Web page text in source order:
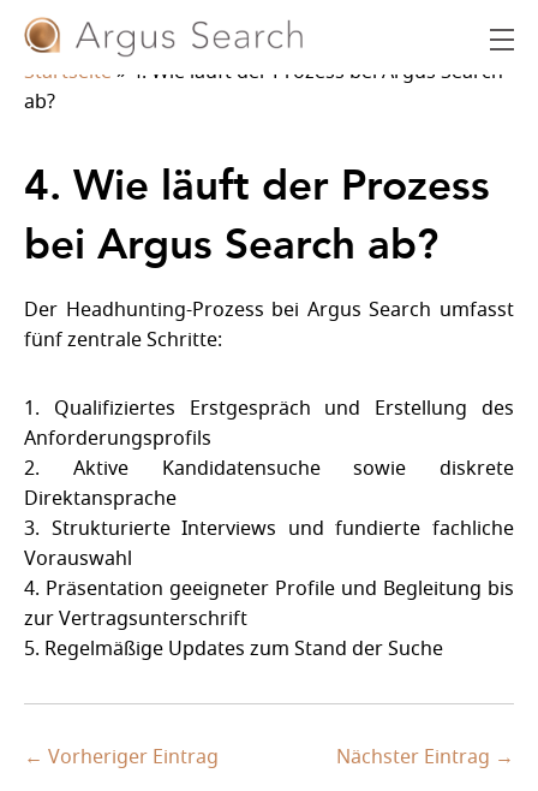
Startseite » 4. Wie läuft der Prozess bei Argus Search
ab?
4. Wie läuft der Prozess
bei Argus Search ab?
Der Headhunting-Prozess bei Argus Search umfasst
fünf zentrale Schritte:
1. Qualifiziertes Erstgespräch und Erstellung des
Anforderungsprofils
2. Aktive Kandidatensuche sowie diskrete
Direktansprache
3. Strukturierte Interviews und fundierte fachliche
Vorauswahl
4. Präsentation geeigneter Profile und Begleitung bis
zur Vertragsunterschrift
5. Regelmäßige Updates zum Stand der Suche
← Vorheriger Eintrag Nächster Eintrag →